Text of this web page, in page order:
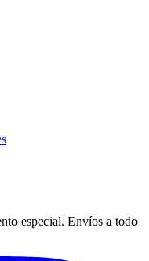
especial. Envíos a todo